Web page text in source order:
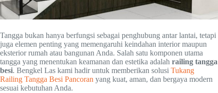
Tangga bukan hanya berfungsi sebagai penghubung antar lantai, tetapi
juga elemen penting yang memengaruhi keindahan interior maupun
eksterior rumah atau bangunan Anda. Salah satu komponen utama
tangga yang menentukan keamanan dan estetika adalah railing tangga
besi. Bengkel Las kami hadir untuk memberikan solusi Tukang
Railing Tangga Besi Pancoran yang kuat, aman, dan bergaya modern
sesuai kebutuhan Anda.